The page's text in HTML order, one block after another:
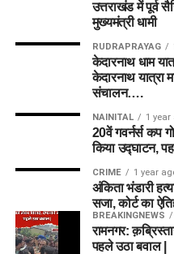
उत्तराखंड में पूर्व
मुख्यमंत्री धामी
RUDRAPRAYAG
केदारनाथ धाम
केदारनाथ यात्रा
संचालन….
NAINITAL 1 year
20वें गवर्नर्स कप
किया उद्घाटन,
CRIME 1 year
अंकिता भंडारी
सजा, कोर्ट का
BREAKINGNEWS
रामनगर:
पहले उठा बवाल |